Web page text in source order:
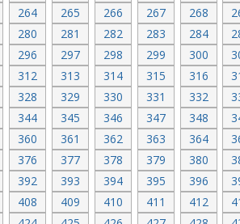
264 265 266 267 268
280 281 282 283 284
296 297 298 299 300
312 313 314 315 316
328 329 330 331 332
344 345 346 347 348
360 361 362 363 364
376 377 378 379 380
392 393 394 395 396
408 409 410 411 412